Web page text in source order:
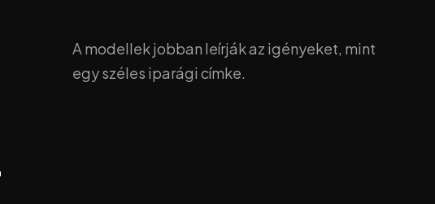
A modellek jobban leírják az igényeket, mint
egy széles iparági címke.